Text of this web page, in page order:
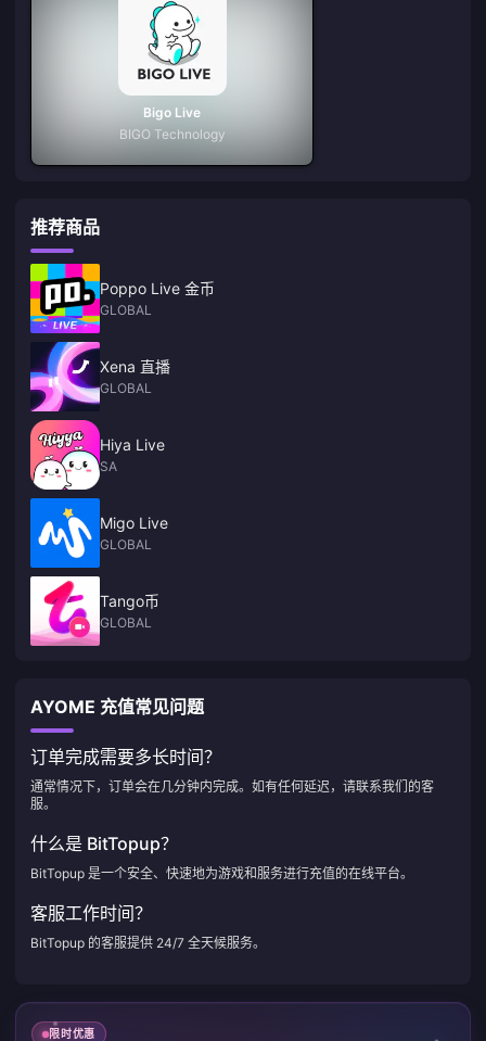
Bigo Live
BIGO Technology
推荐商品
Poppo Live 金币
GLOBAL
Xena 直播
GLOBAL
Hiya Live
SA
Migo Live
GLOBAL
Tango币
GLOBAL
AYOME 充值常见问题
订单完成需要多长时间？
通常情况下，订单会在几分钟内完成。如有任何延迟，请联系我们的客
服。
什么是 BitTopup？
BitTopup 是一个安全、快速地为游戏和服务进行充值的在线平台。
客服工作时间？
BitTopup 的客服提供 24/7 全天候服务。
限时优惠